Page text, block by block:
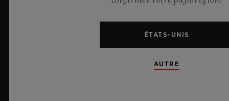
SUIVRE UNE COMMANDE
ÉTATS-UNIS
AUTRE